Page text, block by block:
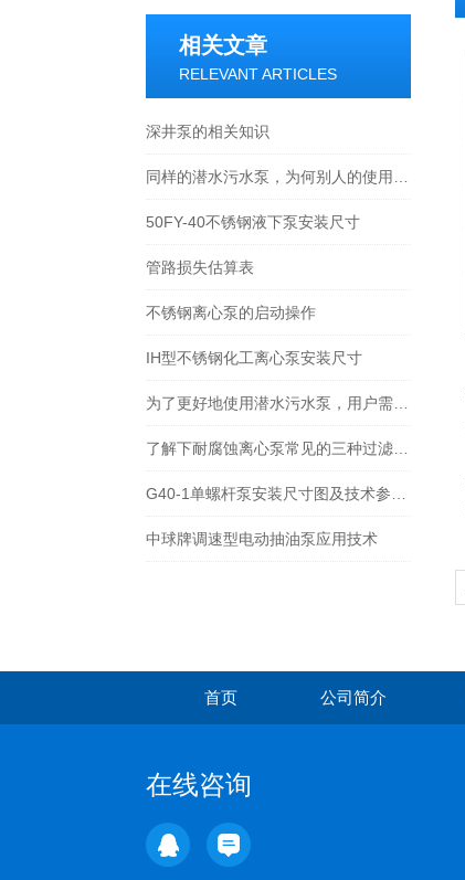
相关文章
RELEVANT ARTICLES
深井泵的相关知识
50FY-40不锈钢液下泵安装尺寸
管路损失估算表
不锈钢离心泵的启动操作
IH型不锈钢化工离心泵安装尺寸
中球牌调速型电动抽油泵应用技术
首页 公司简介
在线咨询